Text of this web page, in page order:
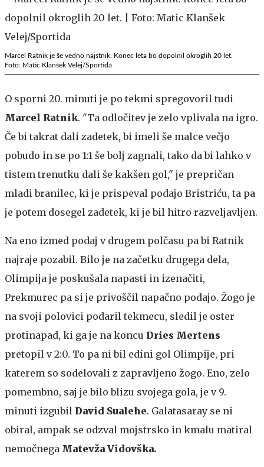
Marcel Ratnik je še vedno najstnik. Konec leta bo dopolnil okroglih 20 let.
Foto: Matic Klanšek Velej/Sportida
O sporni 20. minuti je po tekmi spregovoril tudi
Marcel Ratnik. "Ta odločitev je zelo vplivala na igro.
Če bi takrat dali zadetek, bi imeli še malce večjo
pobudo in se po 1:1 še bolj zagnali, tako da bi lahko v
tistem trenutku dali še kakšen gol," je prepričan
mladi branilec, ki je prispeval podajo Bristriću, ta pa
je potem dosegel zadetek, ki je bil hitro razveljavljen.
Na eno izmed podaj v drugem polčasu pa bi Ratnik
najraje pozabil. Bilo je na začetku drugega dela,
Olimpija je poskušala napasti in izenačiti,
Prekmurec pa si je privoščil napačno podajo. Žogo je
na svoji polovici podaril tekmecu, sledil je oster
protinapad, ki ga je na koncu Dries Mertens
pretopil v 2:0. To pa ni bil edini gol Olimpije, pri
katerem so sodelovali z zapravljeno žogo. Eno, zelo
pomembno, saj je bilo blizu svojega gola, je v 9.
minuti izgubil David Sualehe. Galatasaray se ni
obiral, ampak se odzval mojstrsko in kmalu matiral
nemočnega Matevža Vidovška.